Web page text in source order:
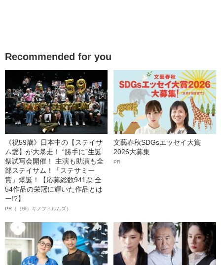
Recommended for you
《祝59歳》日本中の【ステイサ
ム愛】が大暴走！ “勝手に”生誕
祭試写会開催！ 主演も助演も全
部ステイサム！「ステサミー
賞」爆誕！【応募総数941票 全
54作品の栄冠に輝いた作品とは
ー!?】
PR（（株）キノフィルムズ）
文藝春秋SDGsエッセイ大賞
2026大募集
PR